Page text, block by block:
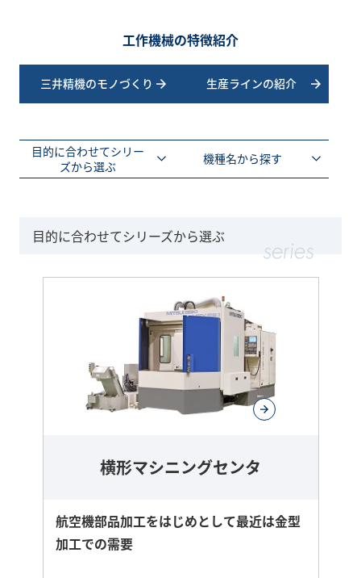
工作機械の特徴紹介
三井精機のモノづくり 生産ラインの紹介
目的に合わせてシリー
ズから選ぶ
機種名から探す
目的に合わせてシリーズから選ぶ
横形マシニングセンタ
航空機部品加工をはじめとして最近は金型
加工での需要